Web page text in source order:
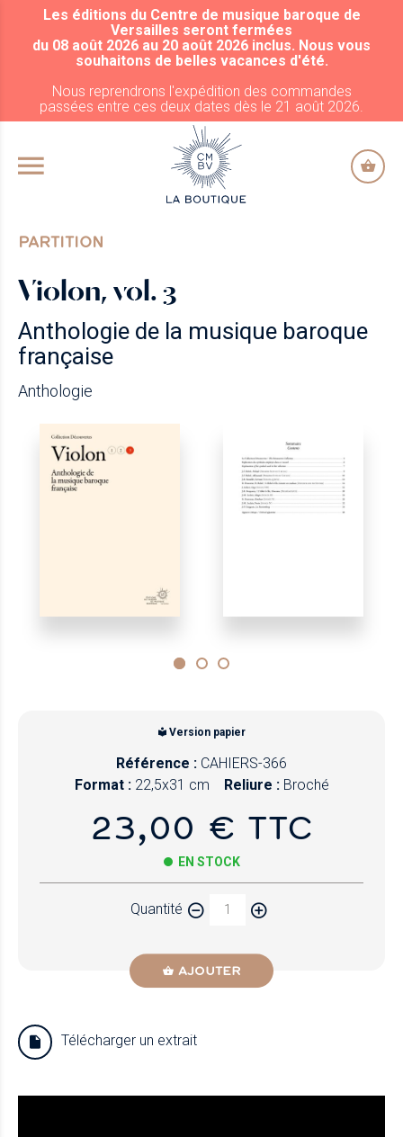
ALLER AU CONTENU PRINCIPAL
Les éditions du Centre de musique baroque de
Versailles seront fermées
du 08 août 2026 au 20 août 2026 inclus. Nous vous
souhaitons de belles vacances d'été.
Nous reprendrons l'expédition des commandes
passées entre ces deux dates dès le 21 août 2026.
PARTITION
Violon, vol. 3
Anthologie de la musique baroque
française
Anthologie
Version papier
Référence : CAHIERS-366
Format : 22,5x31 cm Reliure : Broché
23,00 € TTC
EN STOCK
Quantité
AJOUTER
Télécharger un extrait